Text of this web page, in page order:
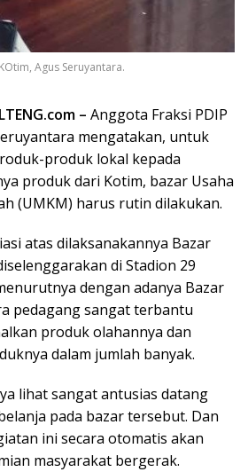
Agus Seruyantara.
– Anggota Fraksi PDIP
mengatakan, untuk
produk lokal kepada
produk dari Kotim, bazar Usaha
(UMKM) harus rutin dilakukan.
atas dilaksanakannya Bazar
di Stadion 29
dengan adanya Bazar
pedagang sangat terbantu
produk olahannya dan
dalam jumlah banyak.
lihat sangat antusias datang
pada bazar tersebut. Dan
ini secara otomatis akan
masyarakat bergerak.